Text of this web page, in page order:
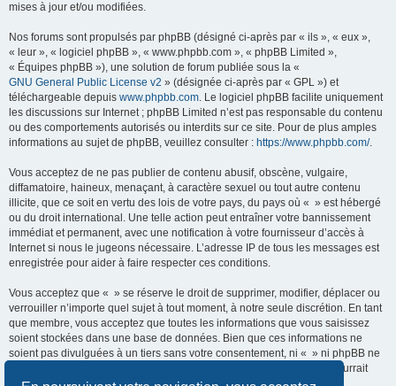
mises à jour et/ou modifiées.
Nos forums sont propulsés par phpBB (désigné ci-après par « ils », « eux »,
« leur », « logiciel phpBB », « www.phpbb.com », « phpBB Limited »,
« Équipes phpBB »), une solution de forum publiée sous la «
GNU General Public License v2 » (désignée ci-après par « GPL ») et
téléchargeable depuis www.phpbb.com. Le logiciel phpBB facilite uniquement
les discussions sur Internet ; phpBB Limited n’est pas responsable du contenu
ou des comportements autorisés ou interdits sur ce site. Pour de plus amples
informations au sujet de phpBB, veuillez consulter : https://www.phpbb.com/.
Vous acceptez de ne pas publier de contenu abusif, obscène, vulgaire,
diffamatoire, haineux, menaçant, à caractère sexuel ou tout autre contenu
illicite, que ce soit en vertu des lois de votre pays, du pays où « » est hébergé
ou du droit international. Une telle action peut entraîner votre bannissement
immédiat et permanent, avec une notification à votre fournisseur d’accès à
Internet si nous le jugeons nécessaire. L’adresse IP de tous les messages est
enregistrée pour aider à faire respecter ces conditions.
Vous acceptez que « » se réserve le droit de supprimer, modifier, déplacer ou
verrouiller n’importe quel sujet à tout moment, à notre seule discrétion. En tant
que membre, vous acceptez que toutes les informations que vous saisissez
soient stockées dans une base de données. Bien que ces informations ne
soient pas divulguées à un tiers sans votre consentement, ni « » ni phpBB ne
pourront être tenus responsables de toute tentative de piratage qui pourrait
conduire à la compromission des données.